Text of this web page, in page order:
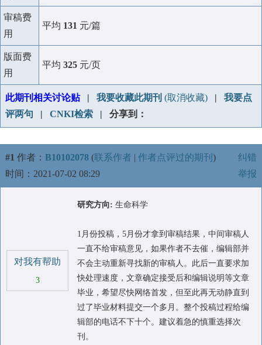
审稿费
用
平均 131 元/篇
版面费
用
平均 325 元/页
此期刊相关讨论贴| 我要收藏此期刊 (取消收藏) | 我要点
评两句 | CNKI检索 | 分享到：
#1 作者： B10102078 (联系作者 | 作者点评过的期刊 )
时间：2021-07-02 08:29
纠错
举报
对我有帮助
3
研究方向: 生命科学
1月份投稿，5月份才拿到审稿结果，中间审稿人
一直不给审稿意见，如果作者不去催，编辑部并
不会主动重新寻找新的审稿人。此后一直要求加
快处理速度，文章确定接受后和编辑说明等文章
毕业，希望尽快网络首发，但至此再无动静直到
过了毕业材料提交一个多月。整个投稿过程给编
辑部的电话不下十个。建议着急的慎重选择次
刊。